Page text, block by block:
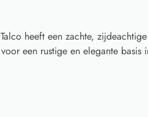
heeft een zachte,
een rustige en elegante